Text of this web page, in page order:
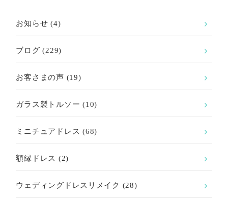
お知らせ (4)
ブログ (229)
お客さまの声 (19)
ガラス製トルソー (10)
ミニチュアドレス (68)
額縁ドレス (2)
ウェディングドレスリメイク (28)